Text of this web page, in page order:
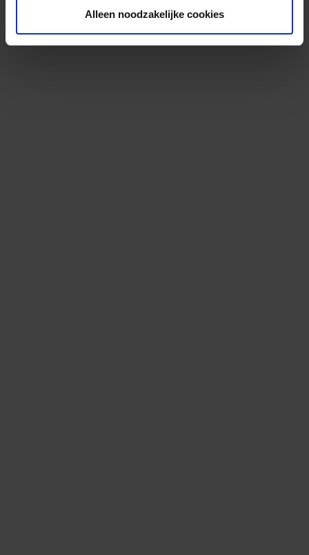
Alleen noodzakelijke cookies